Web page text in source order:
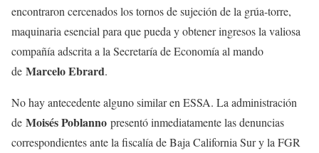
encontraron cercenados los tornos de sujeción de la grúa-torre,
maquinaria esencial para que pueda y obtener ingresos la valiosa
compañía adscrita a la Secretaría de Economía al mando
de Marcelo Ebrard.
No hay antecedente alguno similar en ESSA. La administración
de Moisés Poblanno presentó inmediatamente las denuncias
correspondientes ante la fiscalía de Baja California Sur y la FGR